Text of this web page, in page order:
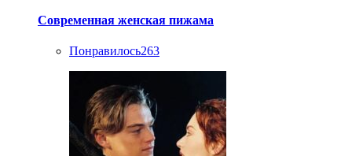
Современная женская пижама
Понравилось263